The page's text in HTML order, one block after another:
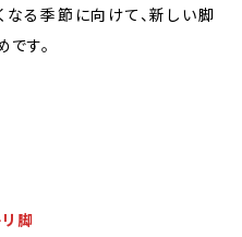
る季節に向けて、新しい脚
す。
脚